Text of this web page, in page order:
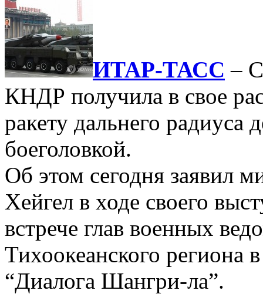
ИТАР-ТАСС –
КНДР получила в свое
ракету дальнего радиуса
боеголовкой.
Об этом сегодня заявил
Хейгел в ходе своего
встрече глав военных
Тихоокеанского региона
“Диалога Шангри-ла”.